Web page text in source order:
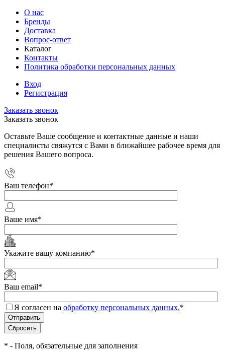
О нас
Бренды
Доставка
Вопрос-ответ
Каталог
Контакты
Политика обработки персональных данных
Вход
Регистрация
Заказать звонок
Заказать звонок
Оставьте Ваше сообщение и контактные данные и наши
специалисты свяжутся с Вами в ближайшее рабочее время для
решения Вашего вопроса.
Ваш телефон*
Ваше имя*
Укажите вашу компанию*
Ваш email*
Я согласен на обработку персональных данных.*
* - Поля, обязательные для заполнения